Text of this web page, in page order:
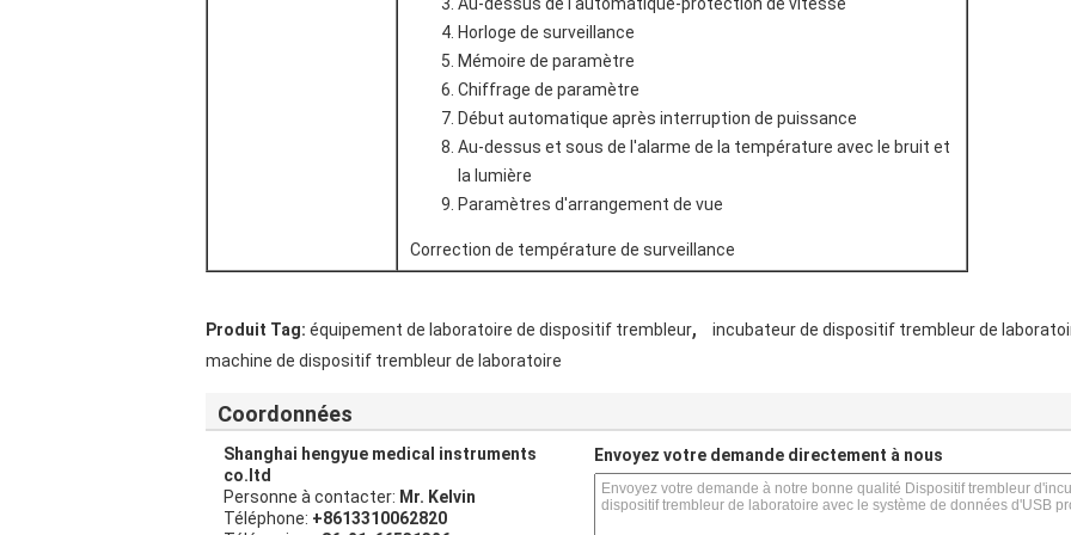
Horloge de surveillance
Mémoire de paramètre
Chiffrage de paramètre
Début automatique après interruption de puissance
Au-dessus et sous de l'alarme de la température avec le bruit et
la lumière
Paramètres d'arrangement de vue
Correction de température de surveillance
Produit Tag: équipement de laboratoire de dispositif trembleur,
incubateur de dispositif trembleur de
machine de dispositif trembleur de laboratoire
Coordonnées
Shanghai hengyue medical instruments
co.ltd
Personne à contacter: Mr. Kelvin
Téléphone: +8613310062820
Envoyez votre demande directement à nous